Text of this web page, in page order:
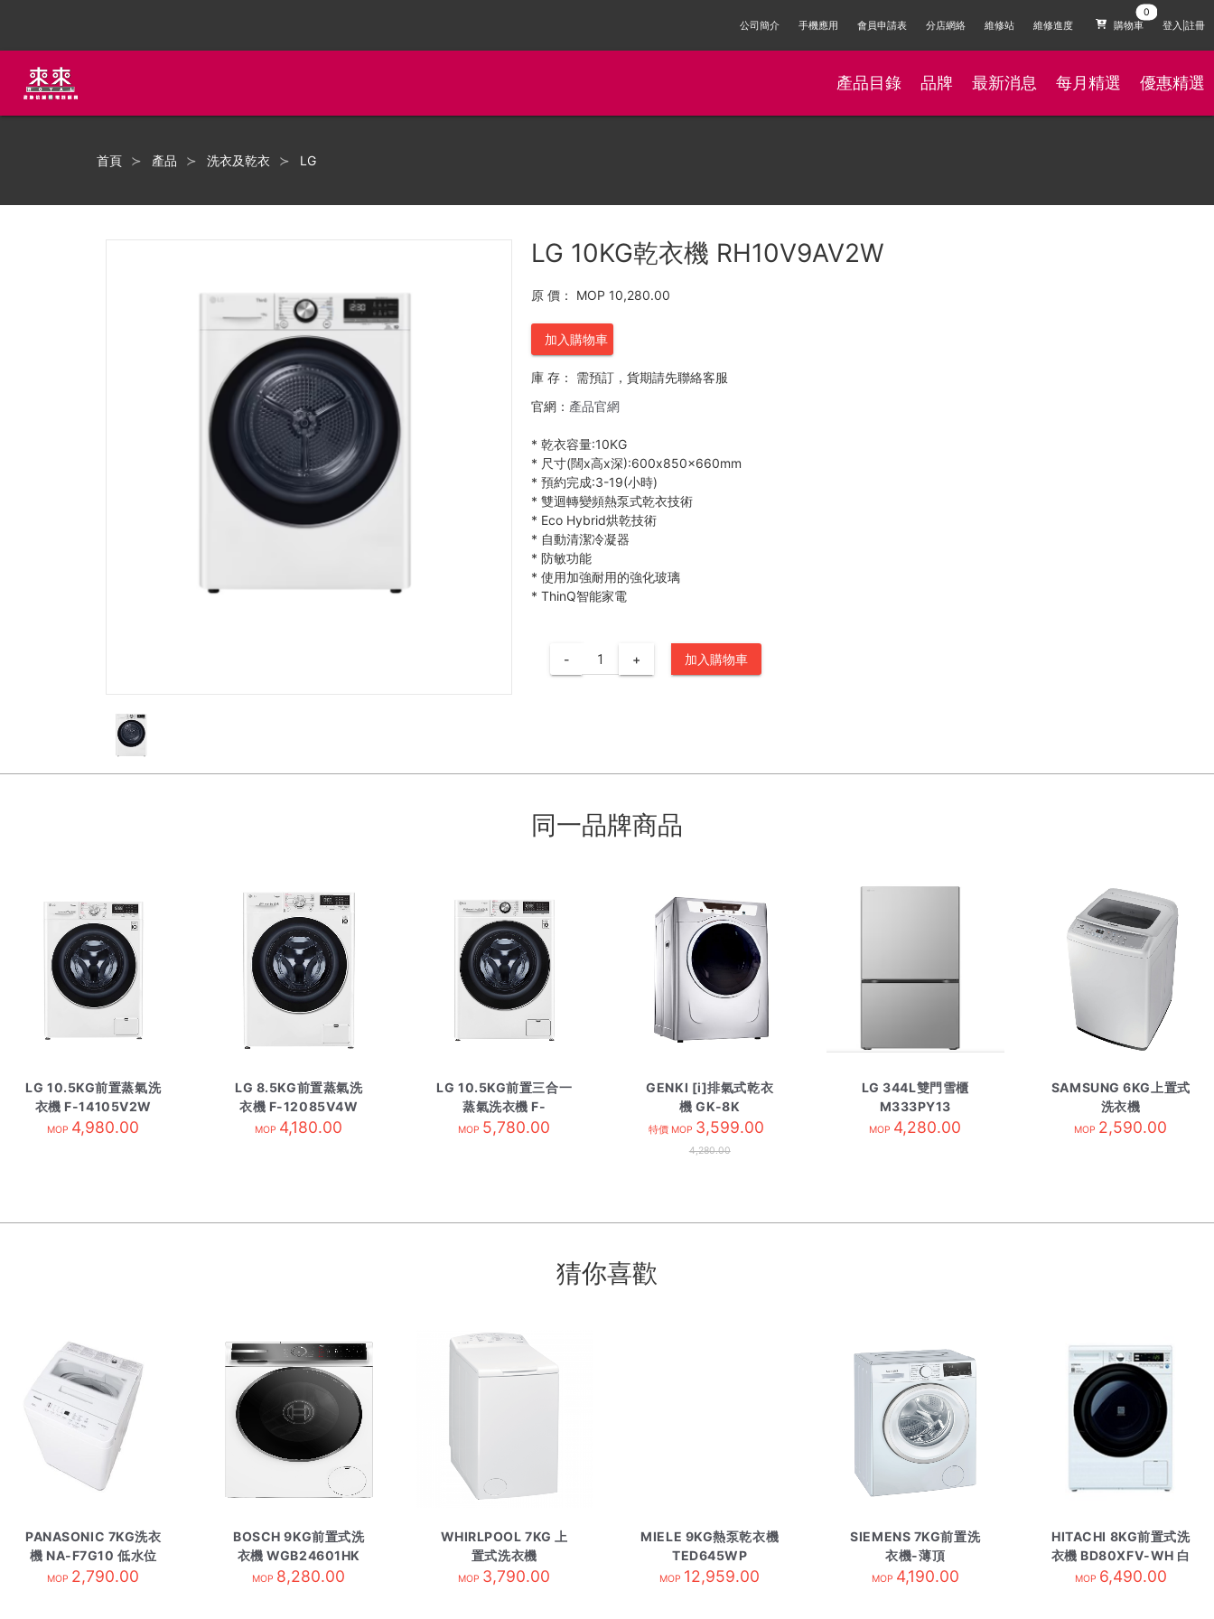
公司簡介 手機應用 會員申請表 分店網絡 維修站 維修進度 購物車 登入|註冊
產品目錄 品牌 最新消息 每月精選 優惠精選
首頁 產品 洗衣及乾衣 LG
LG 10KG乾衣機 RH10V9AV2W
原 價： MOP 10,280.00
加入購物車
庫 存：
需預訂，貨期請先聯絡客服
官網： 產品官網
* 乾衣容量:10KG
* 尺寸(闊x高x深):600x850x660mm
* 預約完成:3-19(小時)
* 雙迴轉變頻熱泵式乾衣技術
* Eco Hybrid烘乾技術
* 自動清潔冷凝器
* 防敏功能
* 使用加強耐用的強化玻璃
* ThinQ智能家電
- + 加入購物車
同一品牌商品
LG 10.5KG前置蒸氣洗
衣機 F-14105V2W
MOP 4,980.00
LG 8.5KG前置蒸氣洗
衣機 F-12085V4W
MOP 4,180.00
LG 10.5KG前置三合一
蒸氣洗衣機 F-
C14105V2W
MOP 5,780.00
GENKI [i]排氣式乾衣
機 GK-8K
特價 MOP 3,599.00
4,280.00
LG 344L雙門雪櫃
M333PY13
MOP 4,280.00
SAMSUNG 6KG上置式
洗衣機
WA60M4200SG/SH
MOP 2,590.00
猜你喜歡
PANASONIC 7KG洗衣
機 NA-F7G10 低水位
MOP 2,790.00
BOSCH 9KG前置式洗
衣機 WGB24601HK
MOP 8,280.00
WHIRLPOOL 7KG 上
置式洗衣機
AWE7103N
MOP 3,790.00
MIELE 9KG熱泵乾衣機
TED645WP
MOP 12,959.00
SIEMENS 7KG前置洗
衣機-薄頂
WS12S4B7HK
MOP 4,190.00
HITACHI 8KG前置式洗
衣機 BD80XFV-WH 白
MOP 6,490.00